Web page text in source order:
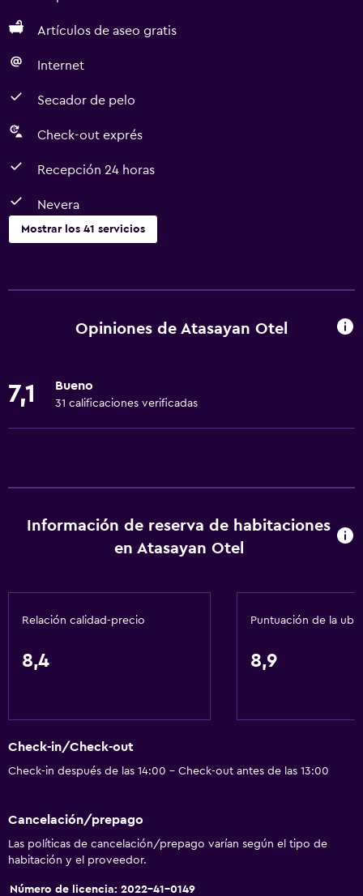
Artículos de aseo gratis
Internet
Secador de pelo
Check-out exprés
Recepción 24 horas
Nevera
Mostrar los 41 servicios
Wifi gratis
Extinguidor
Calefacción
General
Habitaciones familiares
Espacio de almacenamiento
Secador de pelo
Aseo
Opiniones de Atasayan Otel
7,1 Bueno
31 calificaciones verificadas
Información de reserva de habitaciones
en Atasayan Otel
Relación calidad-precio
8,4
Puntuación de la
8,9
Check-in/Check-out
Check-in después de las 14:00 - Check-out antes de las 13:00
Cancelación/prepago
Las políticas de cancelación/prepago varían según el tipo de
habitación y el proveedor.
Número de licencia: 2022-41-0149